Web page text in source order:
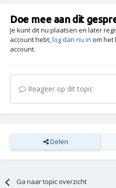
Doe mee aan dit
Je kunt dit nu plaatsen en later
account hebt,log dan nu in om het
account.
Reageer op dit topic
Delen
Ga naar topic overzicht